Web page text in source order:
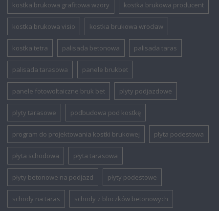
kostka brukowa grafitowa wzory kostka brukowa producent
kostka brukowa visio kostka brukowa wrocław
kostka tetra palisada betonowa palisada taras
palisada tarasowa panele brukbet
panele fotowoltaiczne bruk bet plyty podjazdowe
plyty tarasowe podbudowa pod kostkę
program do projektowania kostki brukowej płyta podestowa
płyta schodowa płyta tarasowa
płyty betonowe na podjazd płyty podestowe
schody na taras schody z bloczków betonowych